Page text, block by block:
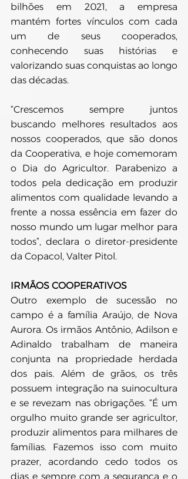
bilhões em 2021, a empresa
mantém fortes vínculos com cada
um de seus cooperados,
conhecendo suas histórias e
valorizando suas conquistas ao longo
das décadas.
“Crescemos sempre juntos
buscando melhores resultados aos
nossos cooperados, que são donos
da Cooperativa, e hoje comemoram
o Dia do Agricultor. Parabenizo a
todos pela dedicação em produzir
alimentos com qualidade levando a
frente a nossa essência em fazer do
nosso mundo um lugar melhor para
todos”, declara o diretor-presidente
da Copacol, Valter Pitol.
IRMÃOS COOPERATIVOS
Outro exemplo de sucessão no
campo é a família Araújo, de Nova
Aurora. Os irmãos Antônio, Adilson e
Adinaldo trabalham de maneira
conjunta na propriedade herdada
dos pais. Além de grãos, os três
possuem integração na suinocultura
e se revezam nas obrigações. “É um
orgulho muito grande ser agricultor,
produzir alimentos para milhares de
famílias. Fazemos isso com muito
prazer, acordando cedo todos os
dias e sempre com a segurança e o